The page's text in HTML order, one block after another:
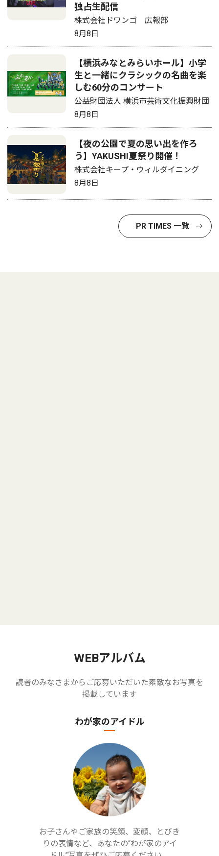
独占生配信
株式会社ドワンゴ 広報部
8月8日
【横浜みなとみらいホール】小学
生と一緒にクラシックの名曲を楽
しむ60分のコンサート
公益財団法人 横浜市芸術文化振興財団
8月8日
【夜の公園で夏の思い出を作ろ
う】YAKUSHI夏祭り開催！
株式会社キープ・ウィルダイニング
8月8日
PR TIMES 一覧
WEBアルバム
読者のみなさまからご応募いただいた素敵なお写真を
掲載しています
わが家のアイドル
お子さんやご家族の笑顔、変顔、とびき
りの表情など、あなたの“わが家のアイ